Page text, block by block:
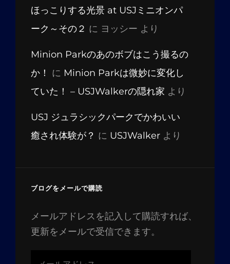
ほっこりする光景 at USJミニオンパ
ーク～その２ に ヨッシー より
Minion Parkのあのボブはこう撮るの
か！
に Minion Parkは微妙に変化し
ていた！ – USJWalkerの隠れ家 より
USJ ジュラシックパークでかわいい
癒され体験が？ に USJWalker より
ブログをメールで購読
メールアドレスを記入して購読すれば、
更新をメールで受信できます。